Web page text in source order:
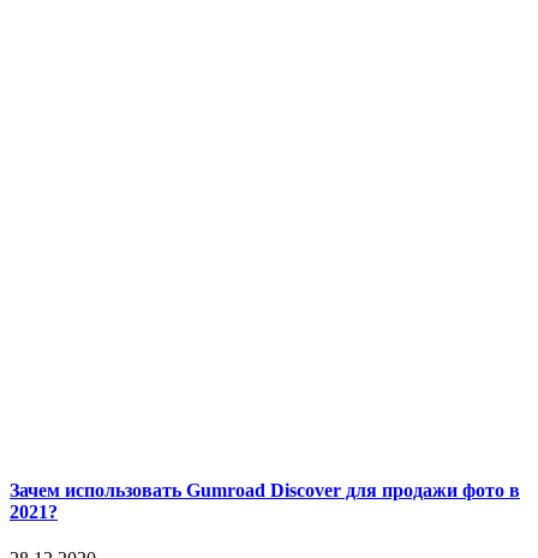
Зачем использовать Gumroad Discover для продажи фото в
2021?